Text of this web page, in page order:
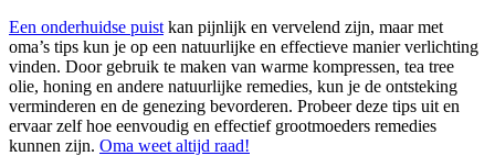
Een onderhuidse puist kan pijnlijk en vervelend zijn, maar met
oma’s tips kun je op een natuurlijke en effectieve manier verlichting
vinden. Door gebruik te maken van warme kompressen, tea tree
olie, honing en andere natuurlijke remedies, kun je de ontsteking
verminderen en de genezing bevorderen. Probeer deze tips uit en
ervaar zelf hoe eenvoudig en effectief grootmoeders remedies
kunnen zijn. Oma weet altijd raad!